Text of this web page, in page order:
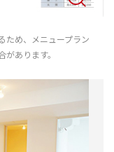
ため、メニュープラン
あります。